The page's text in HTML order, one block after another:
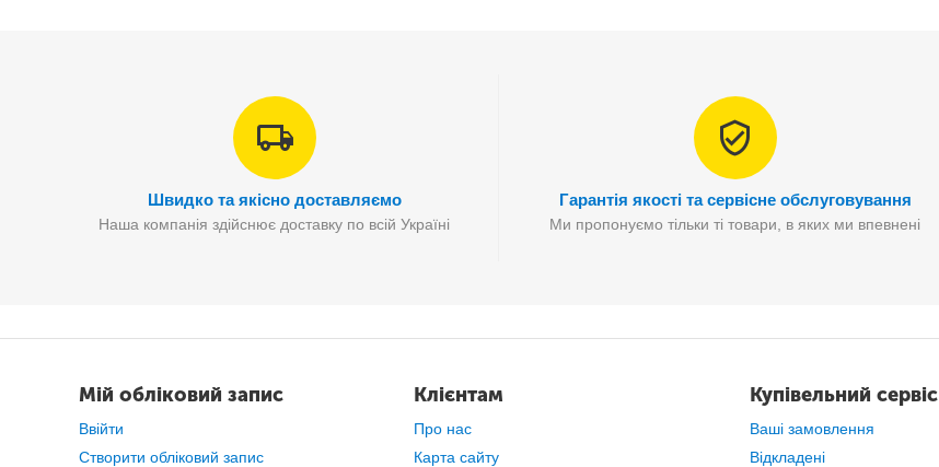
Особливості:
Швидко та якісно доставляємо
Наша компанія здійснює доставку по всій Україні
Гарантія якості та сервісне обслуговування
Ми пропонуємо тільки ті товари, в яких ми впевнені
Мій обліковий запис
Ввійти
Створити обліковий запис
Клієнтам
Про нас
Карта сайту
Купівельний сервіс
Ваші замовлення
Відкладені